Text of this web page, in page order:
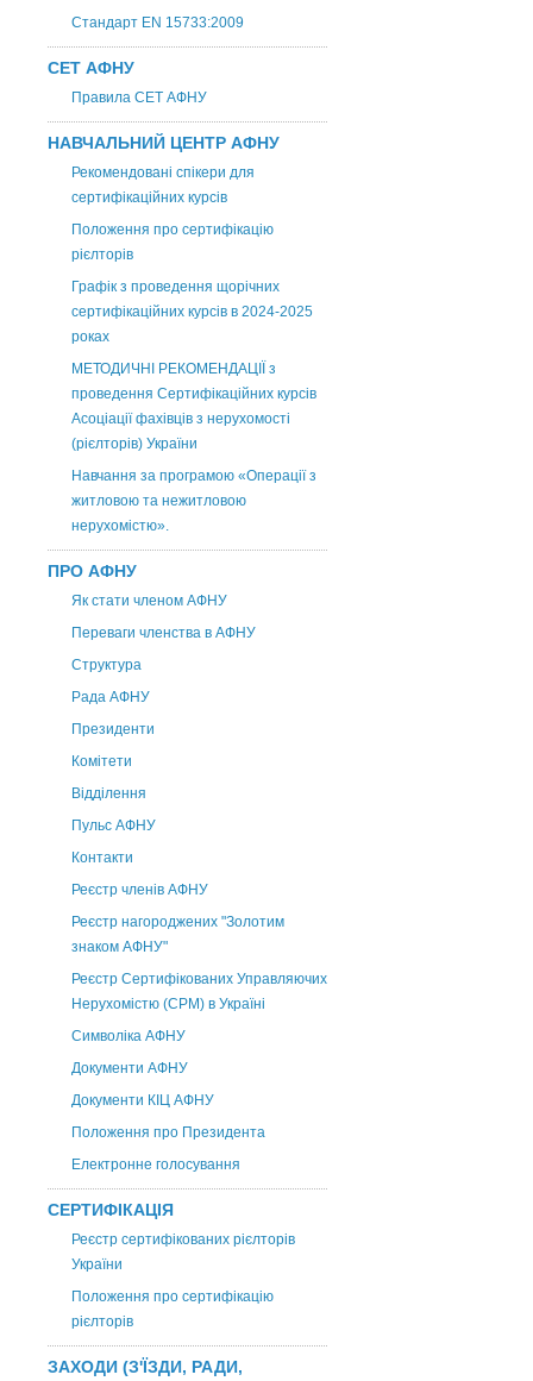
Стандарт EN 15733:2009
СЕТ АФНУ
Правила СЕТ АФНУ
НАВЧАЛЬНИЙ ЦЕНТР АФНУ
Рекомендовані спікери для
сертифікаційних курсів
Положення про сертифікацію
рієлторів
Графік з проведення щорічних
сертифікаційних курсів в 2024-2025
роках
МЕТОДИЧНІ РЕКОМЕНДАЦІЇ з
проведення Сертифікаційних курсів
Асоціації фахівців з нерухомості
(рієлторів) України
Навчання за програмою «Операції з
житловою та нежитловою
нерухомістю».
ПРО АФНУ
Як стати членом АФНУ
Переваги членства в АФНУ
Структура
Рада АФНУ
Президенти
Комітети
Відділення
Пульс АФНУ
Контакти
Реєстр членів АФНУ
Реєстр нагороджених "Золотим
знаком АФНУ"
Реєстр Сертифікованих Управляючих
Нерухомістю (CPM) в Україні
Символіка АФНУ
Документи АФНУ
Документи КІЦ АФНУ
Положення про Президента
Електронне голосування
СЕРТИФІКАЦІЯ
Реєстр сертифікованих рієлторів
України
Положення про сертифікацію
рієлторів
ЗАХОДИ (З'ЇЗДИ, РАДИ,